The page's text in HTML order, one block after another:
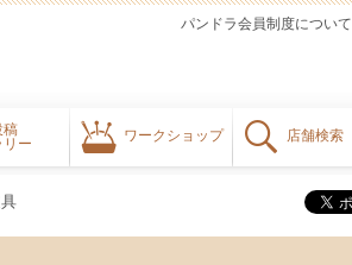
稿
リー
ワークショップ 店舗検索
パンドラ会員制度について